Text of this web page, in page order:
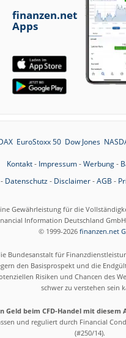
finanzen.net
Apps
EuroStoxx 50 Dow Jones
Kontakt- Impressum-Werbung-
Datenschutz- Disclaimer-AGB -
Gewährleistung für die
Information Deutschland
© 1999-2026 finanzen.net
Bundesanstalt für
den Basisprospekt und die
Risiken und Chancen des
schwer zu verstehen sein
Geld beim CFD-Handel mit diesem
und reguliert durch Financial
(#250/14).